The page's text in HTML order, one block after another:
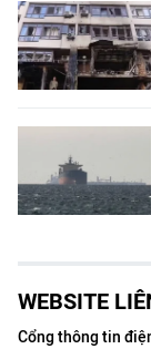
WEBSITE
Cổng thông tin